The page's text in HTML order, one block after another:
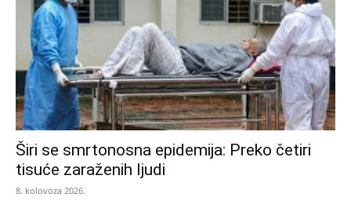
Širi se smrtonosna epidemija: Preko četiri
tisuće zaraženih ljudi
8. kolovoza 2026.